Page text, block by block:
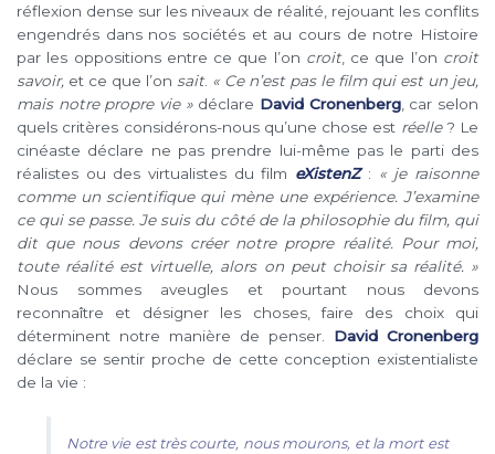
réflexion dense sur les niveaux de réalité, rejouant les conflits
engendrés dans nos sociétés et au cours de notre Histoire
par les oppositions entre ce que l’on croit, ce que l’on croit
savoir, et ce que l’on sait. « Ce n’est pas le film qui est un jeu,
mais notre propre vie »déclare David Cronenberg, car selon
quels critères considérons-nous qu’une chose est réelle? Le
cinéaste déclare ne pas prendre lui-même pas le parti des
réalistes ou des virtualistes du film eXistenZ: « je raisonne
comme un scientifique qui mène une expérience. J’examine
ce qui se passe. Je suis du côté de la philosophie du film, qui
dit que nous devons créer notre propre réalité. Pour moi,
toute réalité est virtuelle, alors on peut choisir sa réalité. »
Nous sommes aveugles et pourtant nous devons
reconnaître et désigner les choses, faire des choix qui
déterminent notre manière de penser. David Cronenberg
déclare se sentir proche de cette conception existentialiste
de la vie :
Notre vie est très courte, nous mourons, et la mort est